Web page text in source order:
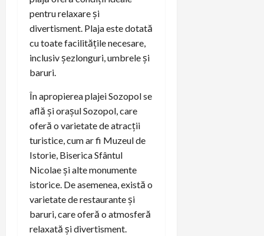
pentru relaxare și
divertisment. Plaja este dotată
cu toate facilitățile necesare,
inclusiv șezlonguri, umbrele și
baruri.
În apropierea plajei Sozopol se
află și orașul Sozopol, care
oferă o varietate de atracții
turistice, cum ar fi Muzeul de
Istorie, Biserica Sfântul
Nicolae și alte monumente
istorice. De asemenea, există o
varietate de restaurante și
baruri, care oferă o atmosferă
relaxată și divertisment.